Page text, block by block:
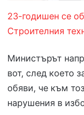
23-годишен се
Строителния
Министърът
вот, след което
обяви, че към
нарушения в